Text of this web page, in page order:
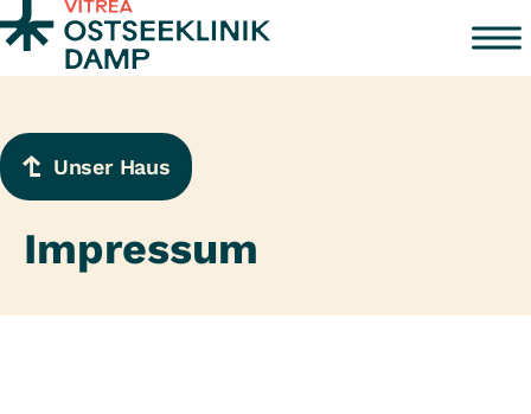
Zum Inhalt springen
Unser Haus
Impressum